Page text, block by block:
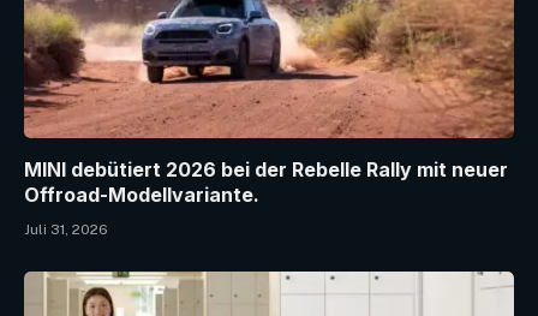
MINI debütiert 2026 bei der Rebelle Rally mit neuer
Offroad-Modellvariante.
Juli 31, 2026